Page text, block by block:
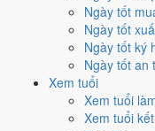
Ngày tốt
Ngày tốt
Ngày tốt ký
Ngày tốt an
Xem tuổi
Xem tuổi
Xem tuổi
Thất Xích (7)
Lịch âm
2003 có gì